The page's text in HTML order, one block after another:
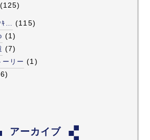
(125)
ｷ… (115)
(1)
(7)
リー (1)
アーカイブ